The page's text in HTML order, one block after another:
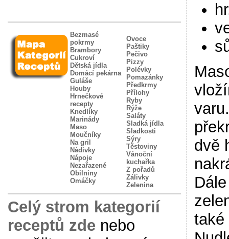
Bezmasé
pokrmy
Brambory
Cukroví
Dětská jídla
Domácí pekárna
Guláše
Houby
Hrnečkové
recepty
Knedlíky
Marinády
Maso
Moučníky
Na gril
Nádivky
Nápoje
Nezařazené
Obilniny
Omáčky
Ovoce
Paštiky
Pečivo
Pizzy
Polévky
Pomazánky
Předkrmy
Přílohy
Ryby
Rýže
Saláty
Sladká jídla
Sladkosti
Sýry
Těstoviny
Vánoční
kuchařka
Z pořadů
Zálivky
Zelenina
Celý strom kategorií
receptů zde nebo
dvě
také